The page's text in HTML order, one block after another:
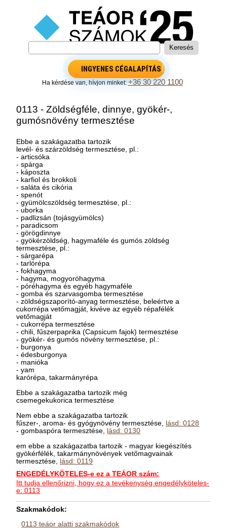
INGYENES CÉGALAPÍTÁS
Ha kérdése van, hívjon minket:+36 30 220 1100
0113 - Zöldségféle, dinnye, gyökér-,
gumósnövény termesztése
Ebbe a szakágazatba tartozik
levél- és szárzöldség termesztése, pl.:
- articsóka
- spárga
- káposzta
- karfiol és brokkoli
- saláta és cikória
- spenót
- gyümölcszöldség termesztése, pl.:
- uborka
- padlizsán (tojásgyümölcs)
- paradicsom
- görögdinnye
- gyökérzöldség, hagymaféle és gumós zöldség
termesztése, pl.:
- sárgarépa
- tarlórépa
- fokhagyma
- hagyma, mogyoróhagyma
- póréhagyma és egyéb hagymaféle
- gomba és szarvasgomba termesztése
- zöldségszaporító-anyag termesztése, beleértve a
cukorrépa vetőmagját, kivéve az egyéb répafélék
vetőmagját
- cukorrépa termesztése
- chili, fűszerpaprika (Capsicum fajok) termesztése
- gyökér- és gumós növény termesztése, pl.:
- burgonya
- édesburgonya
- manióka
- yam
karórépa, takarmányrépa
Ebbe a szakágazatba tartozik még
csemegekukorica termesztése
Nem ebbe a szakágazatba tartozik
fűszer-, aroma- és gyógynövény termesztése, lásd: 0128
- gombaspóra termesztése, lásd: 0130
em ebbe a szakágazatba tartozik - magyar kiegészítés
gyökérfélék, takarmánynövények vetőmagvainak
termesztése, lásd: 0119
ENGEDÉLYKÖTELES-e ez a TEÁOR szám:
Itt tudja ellenőrizni, hogy ez a tevékenység engedélyköteles-
e: 0113
Szakmakódok:
0113 teáor alatti szakmakódok